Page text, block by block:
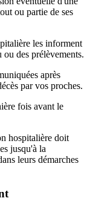
ou partie de ses
les informent
des prélèvements.
après
par vos proches.
fois avant le
hospitalière doit
jusqu'à la
leurs démarches